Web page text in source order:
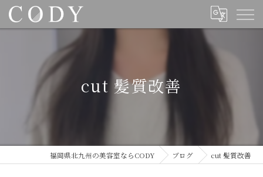
cut 髪質改善
福岡県北九州の美容室ならCODY ブログ cut 髪質改善